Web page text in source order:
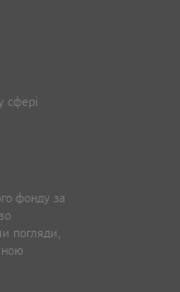
сфері
фонду за
погляди,